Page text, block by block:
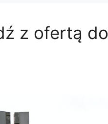
z ofertą do